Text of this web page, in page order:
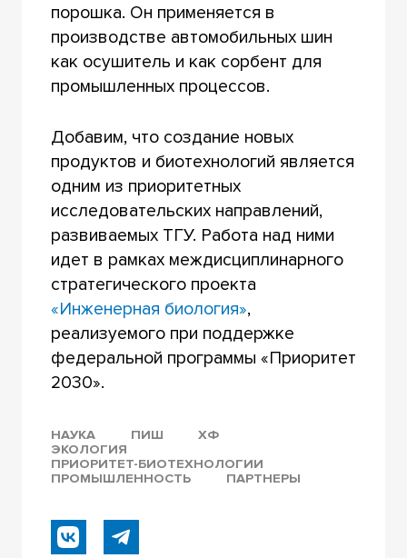
порошка. Он применяется в
производстве автомобильных шин
как осушитель и как сорбент для
промышленных процессов.
Добавим, что создание новых
продуктов и биотехнологий является
одним из приоритетных
исследовательских направлений,
развиваемых ТГУ. Работа над ними
идет в рамках междисциплинарного
стратегического проекта
«Инженерная биология»,
реализуемого при поддержке
федеральной программы «Приоритет
2030».
НАУКА ПИШ
ХФ
ЭКОЛОГИЯ
ПРИОРИТЕТ-БИОТЕХНОЛОГИИ
ПРОМЫШЛЕННОСТЬ
ПАРТНЕРЫ